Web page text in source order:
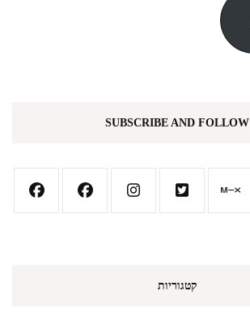
SUBSCRIBE AND FOLLOW
קטגוריות